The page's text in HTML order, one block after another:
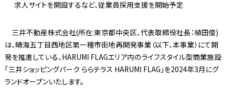
求人サイトを開設するなど、従業員採用支援を開始予定
三井不動産株式会社(所在:東京都中央区、代表取締役社長：植田俊)
は、晴海五丁目西地区第一種市街地再開発事業（以下、本事業）にて開
発を推進している、HARUMI FLAGエリア内のライフスタイル型商業施設
「三井ショッピングパーク ららテラス HARUMI FLAG」を2024年3月にグ
ランドオープンいたします。